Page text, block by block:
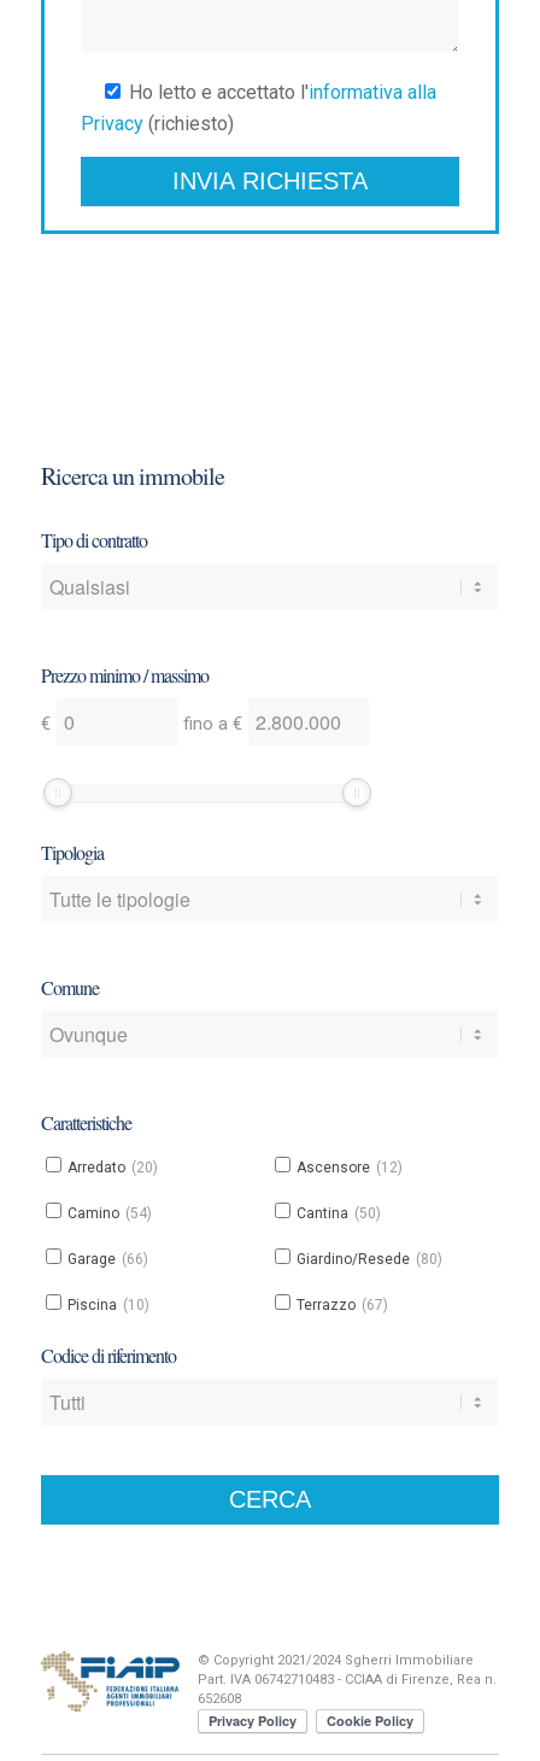
Ho letto e accettato l'informativa alla
Privacy(richiesto)
Ricerca un immobile
Tipo di contratto
Prezzo minimo / massimo
€
Indica
prezzo
minimo
e/o
fino a €
Indica
Tipologia
Comune
Caratteristiche
Arredato (20) Ascensore (12)
Camino (54) Cantina (50)
Garage (66) Giardino/Resede (80)
Piscina (10) Terrazzo (67)
Codice di riferimento
© Copyright 2021/2024 Sgherri Immobiliare
Part. IVA 06742710483 - CCIAA di Firenze, Rea n.
652608